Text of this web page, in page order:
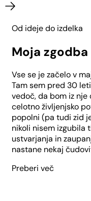
Od ideje do izdelka
Moja zgodba
Vse se je začelo v
Tam sem pred 30
vedoč, da bom iz
celotno življenjsko
popolni (pa tudi zid
nikoli nisem
ustvarjanja in
nastane nekaj
Preberi več